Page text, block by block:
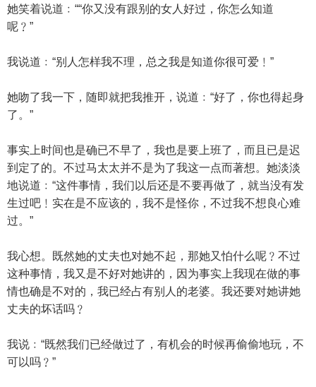
她笑着说道﹕““你又没有跟别的女人好过，你怎么知道
呢﹖”
我说道﹕“别人怎样我不理，总之我是知道你很可爱﹗”
她吻了我一下，随即就把我推开，说道﹕“好了，你也得起身
了。”
事实上时间也是确已不早了，我也是要上班了，而且已是迟
到定了的。不过马太太并不是为了我这一点而著想。她淡淡
地说道﹕“这件事情，我们以后还是不要再做了，就当没有发
生过吧﹗实在是不应该的，我不是怪你，不过我不想良心难
过。”
我心想。既然她的丈夫也对她不起，那她又怕什么呢﹖不过
这种事情，我又是不好对她讲的，因为事实上我现在做的事
情也确是不对的，我已经占有别人的老婆。我还要对她讲她
丈夫的坏话吗﹖
我说﹕“既然我们已经做过了，有机会的时候再偷偷地玩，不
可以吗﹖”